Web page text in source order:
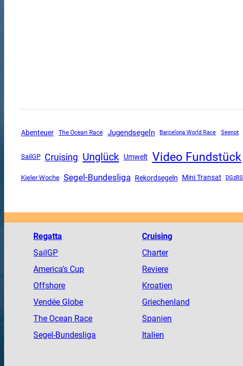
Abenteuer The Ocean Race Jugendsegeln Barcelona World Race Seenot
SailGP Cruising Unglück Umwelt Video Fundstück
Kieler Woche Segel-Bundesliga Rekordsegeln Mini Transat DGzRS
Regatta
SailGP
America’s Cup
Offshore
Vendée Globe
The Ocean Race
Segel-Bundesliga
Cruising
Charter
Reviere
Kroatien
Griechenland
Spanien
Italien